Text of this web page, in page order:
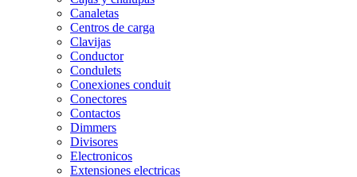
Canaletas
Centros de carga
Clavijas
Conductor
Condulets
Conexiones conduit
Conectores
Contactos
Dimmers
Divisores
Electronicos
Extensiones electricas